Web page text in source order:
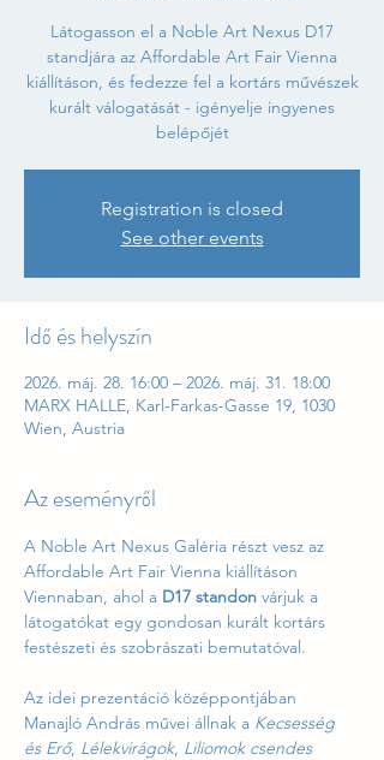
Látogasson el a Noble Art Nexus D17
standjára az Affordable Art Fair Vienna
kiállításon, és fedezze fel a kortárs művészek
kurált válogatását - igényelje ingyenes
belépőjét
Registration is closed
See other events
Idő és helyszín
2026. máj. 28. 16:00 – 2026. máj. 31. 18:00
MARX HALLE, Karl-Farkas-Gasse 19, 1030
Wien, Austria
Az eseményről
A Noble Art Nexus Galéria részt vesz az
Affordable Art Fair Vienna kiállításon
Viennaban, ahol a D17 standon várjuk a
látogatókat egy gondosan kurált kortárs
festészeti és szobrászati bemutatóval.
Az idei prezentáció középpontjában
Manajló András művei állnak a Kecsesség
és Erő, Lélekvirágok, Liliomok csendes